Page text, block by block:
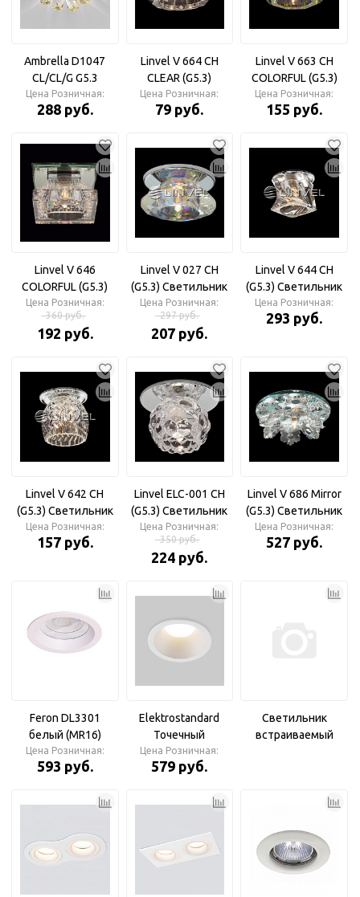
Ambrella D1047
CL/CL/G G5.3
золото/прозрачный
Светильник
Цена Розничная:
288 руб.
Linvel V 664 CH
CLEAR (G5.3)
Светильник
Цена Розничная:
79 руб.
Linvel V 663 CH
COLORFUL (G5.3)
Светильник
Цена Розничная:
155 руб.
Linvel V 646
COLORFUL (G5.3)
Светильник
Цена Розничная:
360 руб.
192 руб.
Linvel V 027 CH
(G5.3) Светильник
Цена Розничная:
297 руб.
207 руб.
Linvel V 644 CH
(G5.3) Светильник
Цена Розничная:
293 руб.
Linvel V 642 CH
(G5.3) Светильник
Цена Розничная:
157 руб.
Linvel ELC-001 CH
(G5.3) Светильник
Цена Розничная:
350 руб.
224 руб.
Linvel V 686 Mirror
(G5.3) Светильник
Цена Розничная:
527 руб.
Feron DL3301
белый (MR16)
Светильник
поворотный
Цена Розничная:
593 руб.
Elektrostandard
Точечный
светильни 6071
MR16 белый
Цена Розничная:
579 руб.
Светильник
встраиваемый